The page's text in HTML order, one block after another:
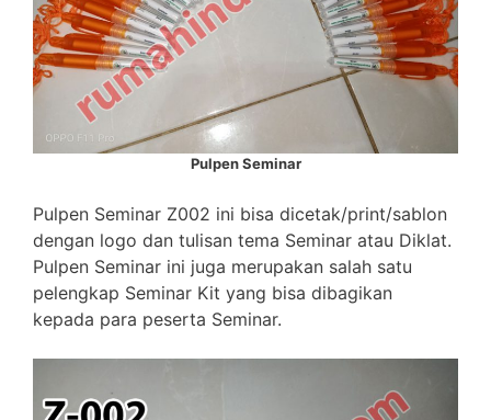
Pulpen Seminar
Pulpen Seminar Z002 ini bisa dicetak/print/sablon
dengan logo dan tulisan tema Seminar atau Diklat.
Pulpen Seminar ini juga merupakan salah satu
pelengkap Seminar Kit yang bisa dibagikan
kepada para peserta Seminar.